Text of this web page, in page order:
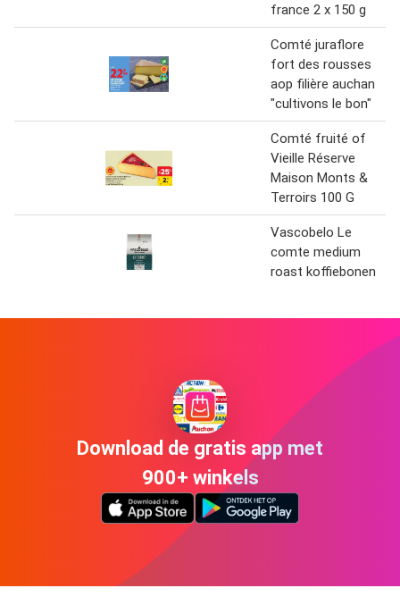
france 2 x 150 g
Comté juraflore
fort des rousses
aop filière auchan
"cultivons le bon"
Comté fruité of
Vieille Réserve
Maison Monts &
Terroirs 100 G
Vascobelo Le
comte medium
roast koffiebonen
Download de gratis app met
900+ winkels